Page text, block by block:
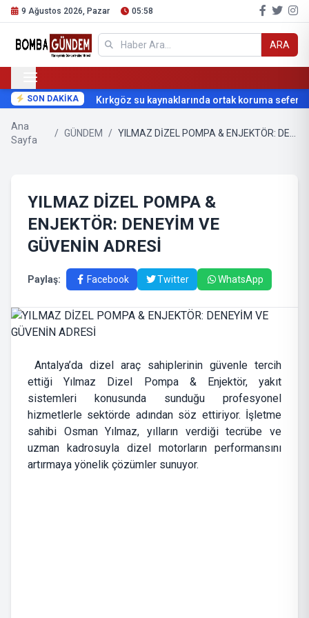
9 Ağustos 2026, Pazar 05:58
ARA
SON DAKİKA Kırkgöz su kaynaklarında ortak koruma
Ana
Sayfa
/ GÜNDEM /
YILMAZ DİZEL POMPA &
ENJEKTÖR: DENEYİM VE
GÜVENİN ADRESİ
Paylaş: Facebook Twitter WhatsApp
Antalya’da dizel araç sahiplerinin güvenle tercih
ettiği Yılmaz Dizel Pompa & Enjektör, yakıt
sistemleri konusunda sunduğu profesyonel
hizmetlerle sektörde adından söz ettiriyor. İşletme
sahibi Osman Yılmaz, yılların verdiği tecrübe ve
uzman kadrosuyla dizel motorların performansını
artırmaya yönelik çözümler sunuyor.